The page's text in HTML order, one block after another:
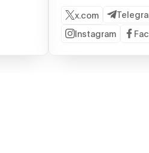
x.com
Instagram